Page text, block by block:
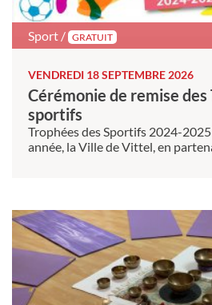
Sport / GRATUIT
VENDREDI 18 SEPTEMBRE 2026
Cérémonie de remise des
sportifs
Trophées des Sportifs 2024-
année, la Ville de Vittel, en